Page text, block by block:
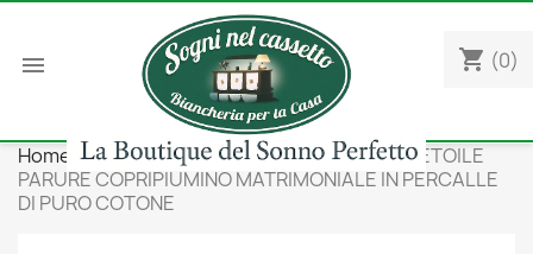
 shopping_cart (0)
Home Camera da letto
BIANCO PERLA - ETOILE
PARURE COPRIPIUMINO MATRIMONIALE IN PERCALLE
DI PURO COTONE